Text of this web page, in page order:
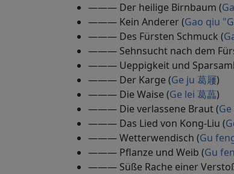
——— Der heilige Birnbaum (
——— Kein Anderer (Gao qiu
——— Des Fürsten Schmuck (
——— Sehnsucht nach dem
——— Ueppigkeit und
——— Der Karge (Ge ju 葛屨)
——— Die Waise (Ge lei 葛藟)
——— Die verlassene Braut (
——— Das Lied von Kong-Liu (
——— Wetterwendisch (Gu
——— Pflanze und Weib (Gu
——— Süße Rache einer